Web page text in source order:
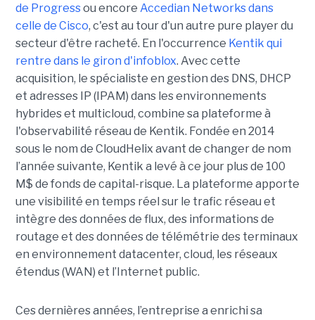
de Progressou encore Accedian Networks dans
celle de Cisco, c'est au tour d'un autre pure player du
secteur d'être racheté. En l'occurrence Kentik qui
rentre dans le giron d'infoblox. Avec cette
acquisition, le spécialiste en gestion des DNS, DHCP
et adresses IP (IPAM) dans les environnements
hybrides et multicloud, combine sa plateforme à
l'observabilité réseau de Kentik. Fondée en 2014
sous le nom de CloudHelix avant de changer de nom
l’année suivante, Kentik a levé à ce jour plus de 100
M$ de fonds de capital-risque. La plateforme apporte
une visibilité en temps réel sur le trafic réseau et
intègre des données de flux, des informations de
routage et des données de télémétrie des terminaux
en environnement datacenter, cloud, les réseaux
étendus (WAN) et l’Internet public.
Ces dernières années, l’entreprise a enrichi sa